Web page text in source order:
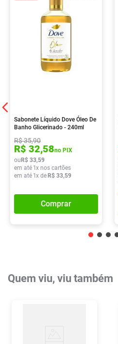
Sabonete Líquido Dove Óleo De
Banho Glicerinado - 240ml
R$35,90
R$ 32,58no PIX
ou R$ 33,59
em até 1x nos cartões
em até 1x de R$ 33,59
Comprar
Quem viu, viu também